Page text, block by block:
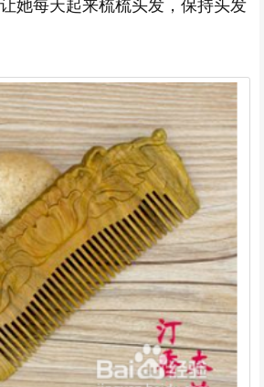
她每天起来梳梳头发，保持头发